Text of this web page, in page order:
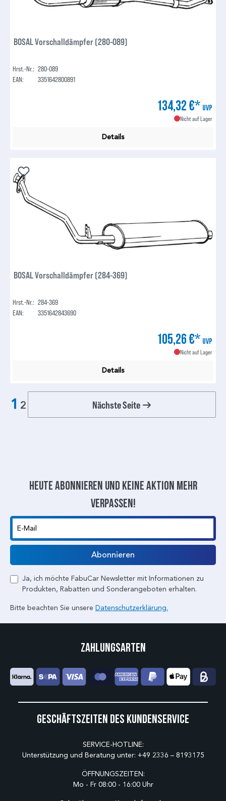
BOSAL Vorschalldämpfer (280-089)
Hrst.-Nr.: 280-089
EAN:
3351642800891
134,32 €* UVP
Nicht auf Lager
Details
BOSAL Vorschalldämpfer (284-369)
Hrst.-Nr.: 284-369
EAN:
3351642843690
105,26 €* UVP
Nicht auf Lager
Details
1 2 Nächste Seite
Heute abonnieren und keine aktion mehr
verpassen!
E-Mail
Abonnieren
Ja, ich möchte FabuCar Newsletter mit Informationen zu
Produkten, Rabatten und Sonderangeboten erhalten.
Bitte beachten Sie unsere Datenschutzerklärung.
Geschäftszeiten des Kundenservice
SERVICE-HOTLINE:
Unterstützung und Beratung unter: +49 2336 – 8193175
ÖFFNUNGSZEITEN:
Mo - Fr 08:00 - 16:00 Uhr
Zahlungsarten